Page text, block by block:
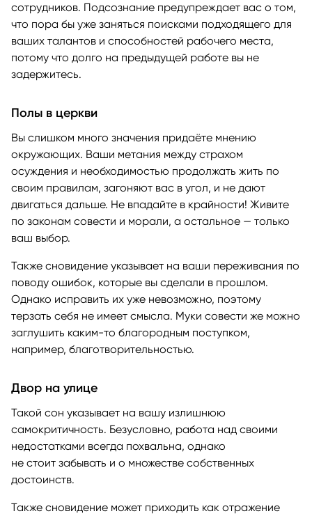
сотрудников. Подсознание предупреждает вас о том,
что пора бы уже заняться поисками подходящего для
ваших талантов и способностей рабочего места,
потому что долго на предыдущей работе вы не
задержитесь.
Полы в церкви
Вы слишком много значения придаёте мнению
окружающих. Ваши метания между страхом
осуждения и необходимостью продолжать жить по
своим правилам, загоняют вас в угол, и не дают
двигаться дальше. Не впадайте в крайности! Живите
по законам совести и морали, а остальное — только
ваш выбор.
Также сновидение указывает на ваши переживания по
поводу ошибок, которые вы сделали в прошлом.
Однако исправить их уже невозможно, поэтому
терзать себя не имеет смысла. Муки совести же можно
заглушить каким-то благородным поступком,
например, благотворительностью.
Двор на улице
Такой сон указывает на вашу излишнюю
самокритичность. Безусловно, работа над своими
недостатками всегда похвальна, однако
не стоит забывать и о множестве собственных
достоинств.
Также сновидение может приходить как отражение